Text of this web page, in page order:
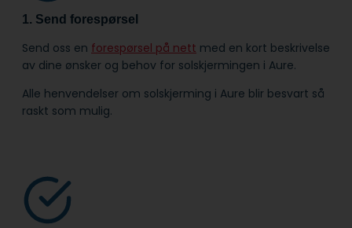
1. Send forespørsel
Send oss en forespørsel på nett med en kort beskrivelse
av dine ønsker og behov for solskjermingen i Aure.
Alle henvendelser om solskjerming i Aure blir besvart så
raskt som mulig.